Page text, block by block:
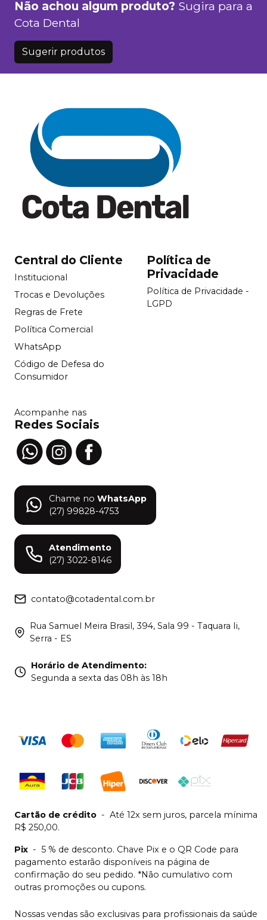
Não achou algum produto? Sugira para a
Cota Dental
Sugerir produtos
Central do Cliente
Institucional
Trocas e Devoluções
Regras de Frete
Política Comercial
WhatsApp
Código de Defesa do
Consumidor
Política de
Privacidade
Política de Privacidade -
LGPD
Acompanhe nas
Redes Sociais
Chame no WhatsApp
(27) 99828-4753
Atendimento
(27) 3022-8146
contato@cotadental.com.br
Rua Samuel Meira Brasil, 394, Sala 99 - Taquara Ii,
Serra - ES
Horário de Atendimento:
Segunda a sexta das 08h às 18h
Cartão de crédito - Até 12x sem juros, parcela mínima
R$ 250,00.
Pix - 5 % de desconto. Chave Pix e o QR Code para
pagamento estarão disponíveis na página de
confirmação do seu pedido. *Não cumulativo com
outras promoções ou cupons.
Nossas vendas são exclusivas para profissionais da saúde